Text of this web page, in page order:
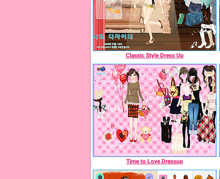
Classic Style Dress Up
Time to Love Dressup